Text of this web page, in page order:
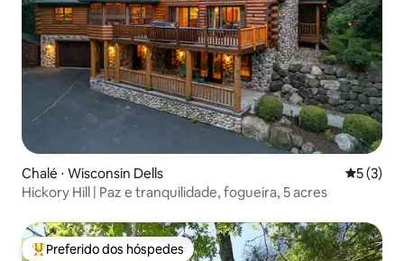
Chalé ⋅ Wisconsin Dells 5 de
5 (3)
Hickory Hill | Paz e tranquilidade, fogueira, 5 acres
Entre os melhores preferidos dos hóspedes
Preferido dos hóspedes